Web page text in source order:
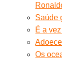
Saúde
É a
Os